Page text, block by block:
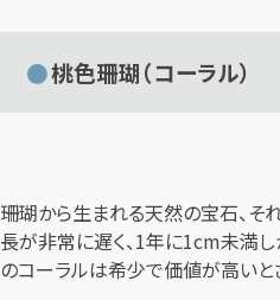
桃色珊瑚（コーラル）
珊瑚から生まれる天然の宝石、そ
長が非常に遅く、1年に1cm未満
のコーラルは希少で価値が高いと